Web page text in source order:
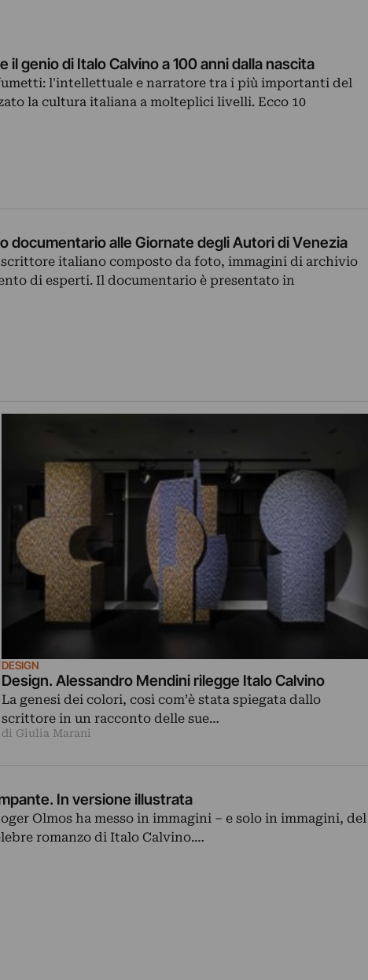
il genio di Italo Calvino a 100 anni dalla nascita
l'intellettuale e narratore tra i più importanti del
la cultura italiana a molteplici livelli. Ecco 10
documentario alle Giornate degli Autori di Venezia
italiano composto da foto, immagini di archivio
di esperti. Il documentario è presentato in
DESIGN
Design. Alessandro Mendini rilegge Italo Calvino
La genesi dei colori, così com’è stata spiegata dallo
scrittore in un racconto delle sue…
di Giulia Marani
In versione illustrata
Olmos ha messo in immagini – e solo in immagini, del
romanzo di Italo Calvino.…